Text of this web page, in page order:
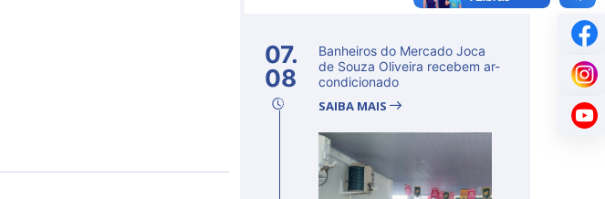
07.
08
Banheiros do Mercado Joca
de Souza Oliveira recebem ar-
condicionado
SAIBA MAIS